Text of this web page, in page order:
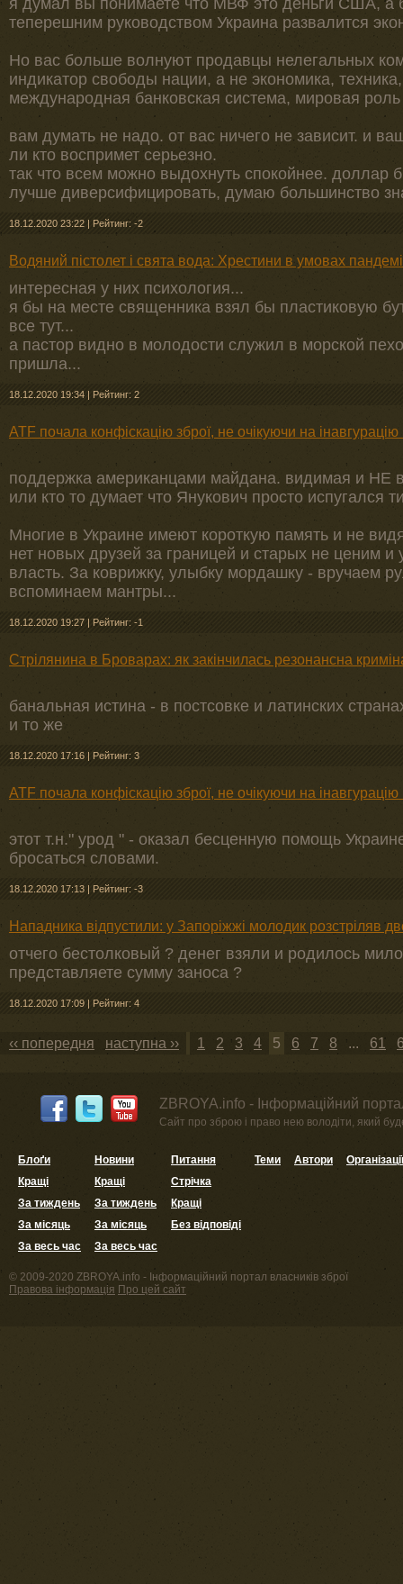
я думал вы понимаете что МВФ это деньги США, а
теперешним руководством Украина развалится
Но вас больше волнуют продавцы нелегальных
индикатор свободы нации, а не экономика,
международная банковская система, мировая
вам думать не надо. от вас ничего не зависит. и
ли кто воспримет серьезно.
так что всем можно выдохнуть спокойнее. доллар
лучше диверсифицировать, думаю большинство
18.12.2020 23:22 | Рейтинг: -2
Водяний пістолет і свята вода: Хрестини в умовах
интересная у них психология...
я бы на месте священника взял бы пластиковую
все тут...
а пастор видно в молодости служил в морской
пришла...
18.12.2020 19:34 | Рейтинг: 2
ATF почала конфіскацію зброї, не очікуючи на
поддержка американцами майдана. видимая и НЕ
или кто то думает что Янукович просто испугался
Многие в Украине имеют короткую память и не
нет новых друзей за границей и старых не ценим
власть. За коврижку, улыбку мордашку - вручаем
вспоминаем мантры...
18.12.2020 19:27 | Рейтинг: -1
Стрілянина в Броварах: як закінчилась резонансна
банальная истина - в постсовке и латинских
и то же
18.12.2020 17:16 | Рейтинг: 3
ATF почала конфіскацію зброї, не очікуючи на
этот т.н." урод " - оказал бесценную помощь
бросаться словами.
18.12.2020 17:13 | Рейтинг: -3
Нападника відпустили: у Запоріжжі молодик розстріляв
отчего бестолковый ? денег взяли и родилось
представляете сумму заноса ?
18.12.2020 17:09 | Рейтинг: 4
‹‹ попередня наступна ›› 1 2 3 4 5 6 7 8 ... 61
ZBROYA.info - Інформаційний
Сайт про зброю і право нею володіти, який
Блоґи
Кращі
За тиждень
За місяць
За весь час
Новини
Кращі
За тиждень
За місяць
За весь час
Питання
Стрічка
Кращі
Без відповіді
Теми Автори
© 2009-2020 ZBROYA.info - Інформаційний портал власників зброї
Правова інформація Про цей сайт